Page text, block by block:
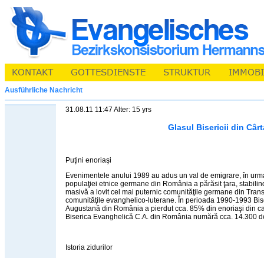
Ausführliche Nachricht
31.08.11 11:47 Alter: 15 yrs
Glasul Bisericii din
Puţini enoriaşi
Evenimentele anului 1989 au adus un val de emigrare, în
populaţiei etnice germane din România a părăsit ţara,
masivă a lovit cel mai puternic comunităţile germane din
comunităţile evanghelico-luterane. În perioada 1990-1993
Augustană din România a pierdut cca. 85% din enoriaşi din
Biserica Evanghelică C.A. din România numără cca. 14.300
Istoria zidurilor